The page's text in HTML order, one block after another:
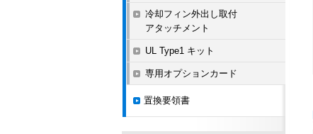
冷却フィン外出し取付
アタッチメント
UL Type1 キット
専用オプションカード
置換要領書